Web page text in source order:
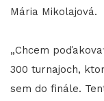
Mária Mikolajová.
„Chcem
300 turnajoch,
sem do finále.